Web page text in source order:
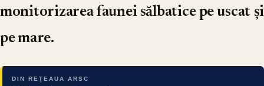
monitorizarea faunei sălbatice pe uscat și
pe mare.
DIN REȚEAUA ARSC